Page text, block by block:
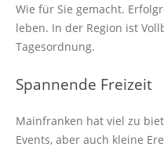
Wie für Sie gemacht.
leben. In der Region ist
Tagesordnung.
Spannende Freizeit
Mainfranken hat viel zu
Events, aber auch kleine